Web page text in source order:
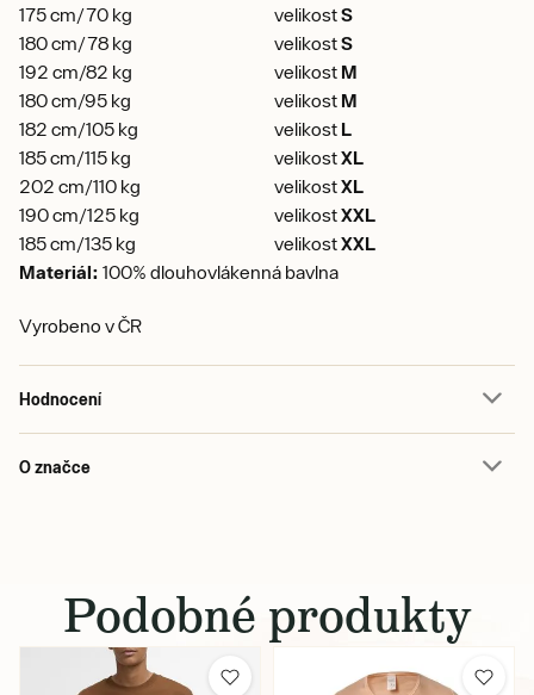
175 cm/70 kg velikostS
180 cm/78 kg
velikostS
192 cm/82 kg
velikost M
180 cm/95 kg
velikost M
182 cm/105 kg velikost L
185 cm/115 kg
velikostXL
202 cm/110 kg
velikostXL
190 cm/125 kg
velikostXXL
185 cm/135 kg
velikostXXL
Materiál: 100% dlouhovlákenná bavlna
Vyrobeno v ČR
Hodnocení
O značce
Podobné produkty